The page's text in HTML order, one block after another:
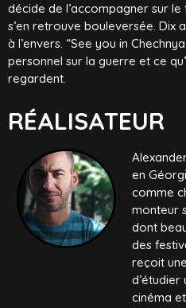
décide de l’accompagner sur
s’en retrouve bouleversée. Dix
à l’envers. “See you in
personnel sur la guerre et ce
regardent.
RÉALISATEUR
en
comme
monteur
dont
des
reçoit
cinéma